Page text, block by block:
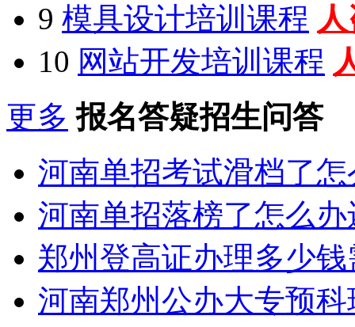
9 模具设计培训课程
10 网站开发培训课程
更多 报名答疑招生问答
河南单招考试滑档了
河南单招落榜了怎么
郑州登高证办理多少
河南郑州公办大专预